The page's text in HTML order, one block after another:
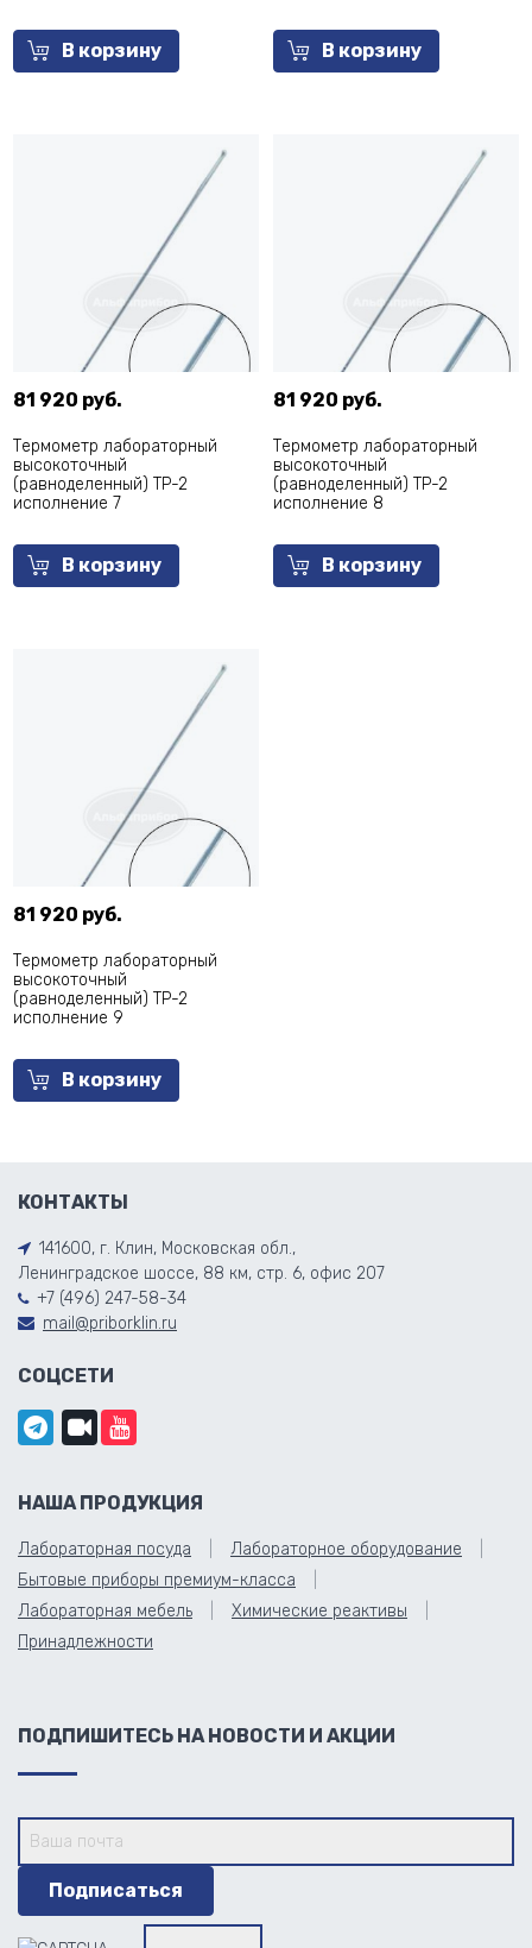
В корзину В корзину
81 920 руб.
Термометр лабораторный
высокоточный
(равноделенный) ТР-2
исполнение 7
В корзину
81 920 руб.
Термометр лабораторный
высокоточный
(равноделенный) ТР-2
исполнение 8
В корзину
81 920 руб.
Термометр лабораторный
высокоточный
(равноделенный) ТР-2
исполнение 9
В корзину
КОНТАКТЫ
141600, г. Клин, Московская обл.,
Ленинградское шоссе, 88 км, стр. 6, офис 207
+7 (496) 247-58-34
mail@priborklin.ru
СОЦСЕТИ
НАША ПРОДУКЦИЯ
Лабораторная посуда
Лабораторное оборудование
Бытовые приборы премиум-класса
Лабораторная мебель
Химические реактивы
Принадлежности
ПОДПИШИТЕСЬ НА НОВОСТИ И АКЦИИ